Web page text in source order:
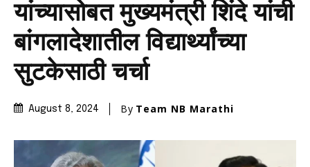
यांच्यासोबत मुख्यमंत्री शिंदे यांची
बांगलादेशातील विद्यार्थ्यांच्या
सुटकेसाठी चर्चा
August 8, 2024 By Team NB Marathi